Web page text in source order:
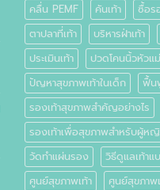
คลื่น PEMF
คันเท้า
ซื้อร
ตาปลาที่เท้า
บริหารฝ่าเท้า
ประเมินเท้า
ปวดโคนนิ้วหัวแ
ปัญหาสุขภาพเท้าในเด็ก
ฟื้น
รองเท้าสุขภาพสำคัญอย่างไร
รองเท้าเพื่อสุขภาพสำหรับผู้ห
วัดทำแผ่นรอง
วิธีดูแลเท้าแ
ศูนย์สุขภาพเท้า
ศูนย์สุขภาพ